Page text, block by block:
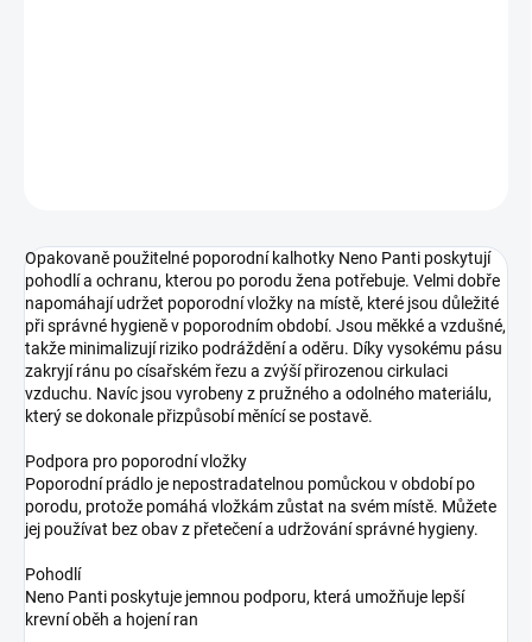
Opakovaně použitelné poporodní kalhotky Neno Panti poskytují
pohodlí a ochranu, kterou po porodu žena potřebuje. Velmi dobře
napomáhají udržet poporodní vložky na místě, které jsou důležité
při správné hygieně v poporodním období. Jsou měkké a vzdušné,
takže minimalizují riziko podráždění a oděru. Díky vysokému pásu
zakryjí ránu po císařském řezu a zvýší přirozenou cirkulaci
vzduchu. Navíc jsou vyrobeny z pružného a odolného materiálu,
který se dokonale přizpůsobí měnící se postavě.
Podpora pro poporodní vložky
Poporodní prádlo je nepostradatelnou pomůckou v období po
porodu, protože pomáhá vložkám zůstat na svém místě. Můžete
jej používat bez obav z přetečení a udržování správné hygieny.
Pohodlí
Neno Panti poskytuje jemnou podporu, která umožňuje lepší
krevní oběh a hojení ran